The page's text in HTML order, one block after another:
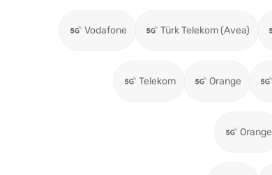
Türk Telekom (Avea)
Vodafone
Orange
Telekom
Orange